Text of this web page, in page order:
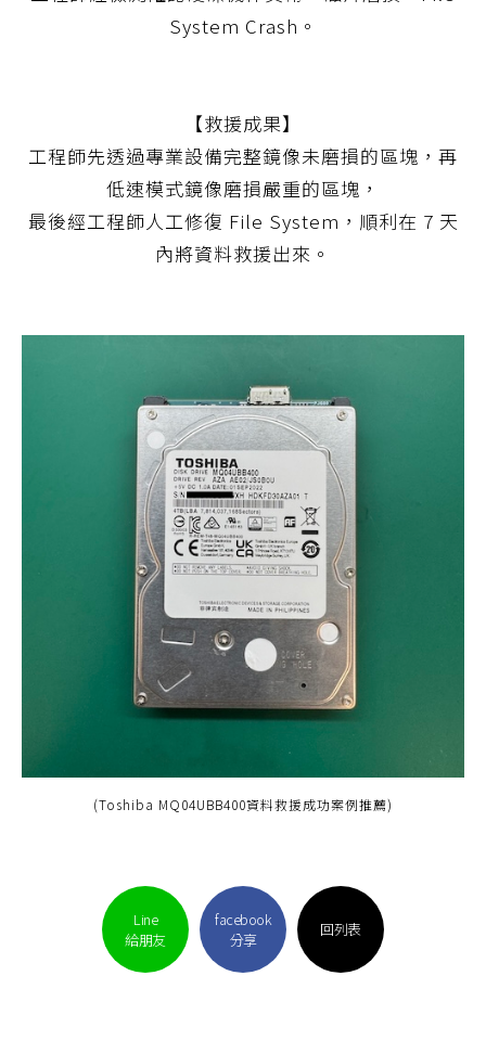
System Crash。
【救援成果】
工程師先透過專業設備完整鏡像未磨損的區塊，再
低速模式鏡像磨損嚴重的區塊，
最後經工程師人工修復 File System，順利在 7 天
內將資料救援出來。
(Toshiba MQ04UBB400資料救援成功案例推薦)
Line
給朋友
facebook
分享
回列表